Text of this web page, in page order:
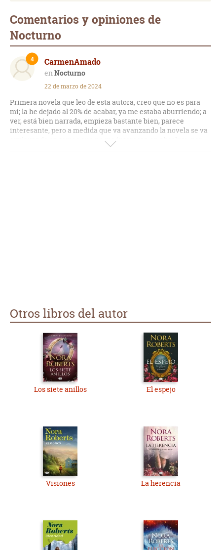
Comentarios y opiniones de
Nocturno
CarmenAmado
Nocturno
4
22 de marzo de 2024
Primera novela que leo de esta autora, creo que no es para
mí; la he dejado al 20% de acabar, ya me estaba aburriendo; a
ver, está bien narrada, empieza bastante bien, parece
interesante, pero a medida que va avanzando la novela se va
explayando en temas que no me interesan en absoluto, por
ejemplo, los alumnos del protagonista, dejando la historia
Otros libros del autor
Los siete anillos El espejo
Visiones La herencia